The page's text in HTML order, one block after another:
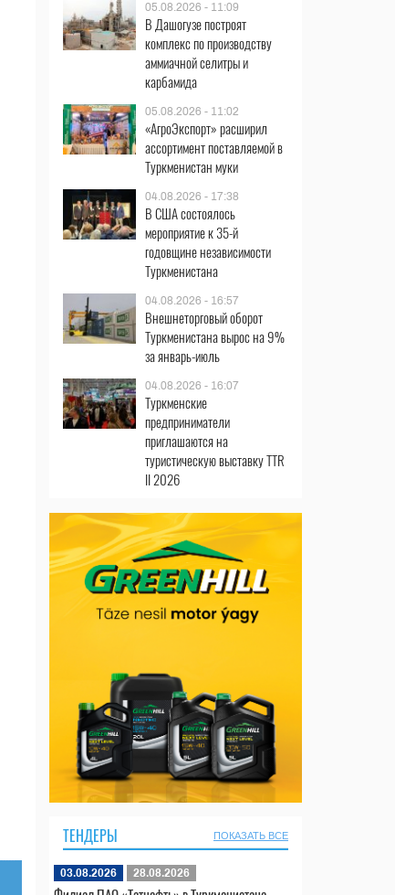
05.08.2026 - 11:09
В Дашогузе построят
комплекс по производству
аммиачной селитры и
карбамида
05.08.2026 - 11:02
«АгроЭкспорт» расширил
ассортимент поставляемой в
Туркменистан муки
04.08.2026 - 17:38
В США состоялось
мероприятие к 35-й
годовщине независимости
Туркменистана
04.08.2026 - 16:57
Внешнеторговый оборот
Туркменистана вырос на 9%
за январь-июль
04.08.2026 - 16:07
Туркменские
предприниматели
приглашаются на
туристическую выставку TTR
II 2026
ТЕНДЕРЫ ПОКАЗАТЬ ВСЕ
03.08.2026 28.08.2026